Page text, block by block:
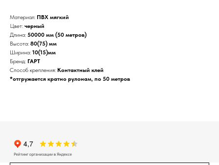
Материал: ПВХ мягкий
Цвет: черный
Длина: 50000 мм (50 метров)
Высота: 80(75) мм
Ширина: 10(15)мм
Бренд: ГАРТ
Способ крепления: Контактный клей
*отгружается кратно рулонам, по 50 метров